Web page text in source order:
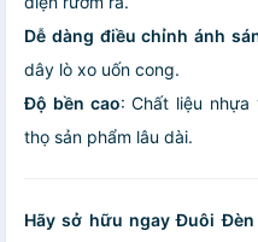
Dễ dàng điều chỉnh ánh
dây lò xo uốn cong.
Độ bền cao: Chất liệu
thọ sản phẩm lâu dài.
Hãy sở hữu ngay Đuôi Đèn